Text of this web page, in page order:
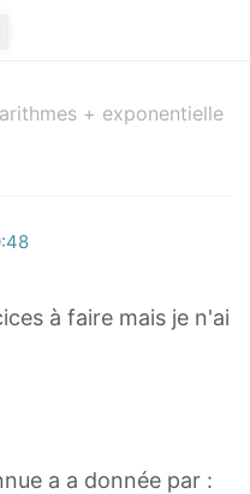
+ exponentielle
à faire mais je n'ai
a a donnée par :